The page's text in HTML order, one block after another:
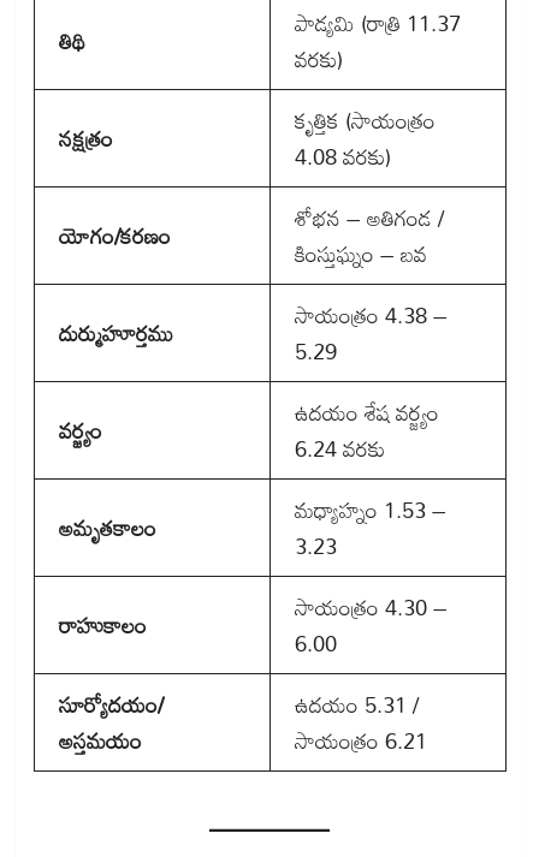
తిథి
పాడ్యమి (రాత్రి 11.37
వరకు)
నక్షత్రం
కృత్తిక (సాయంత్రం
4.08 వరకు)
యోగం/కరణం
శోభన – అతిగండ /
కింస్తుఘ్నం – బవ
దుర్ముహూర్తము
సాయంత్రం 4.38 –
5.29
వర్జ్యం
ఉదయం శేష వర్జ్యం
6.24 వరకు
అమృతకాలం
మధ్యాహ్నం 1.53 –
3.23
రాహుకాలం
సాయంత్రం 4.30 –
6.00
సూర్యోదయం/
అస్తమయం
ఉదయం 5.31 /
సాయంత్రం 6.21